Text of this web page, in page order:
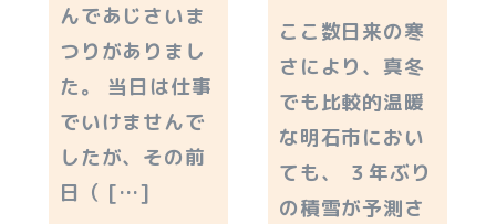
んであじさいま
つりがありまし
た。 当日は仕事
でいけませんで
したが、その前
日（ […]
ここ数日来の寒
さにより、真冬
でも比較的温暖
な明石市におい
ても、 ３年ぶり
の積雪が予測さ